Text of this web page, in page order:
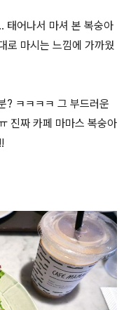
태어나서 마셔 본 복숭아
로 마시는 느낌에 가까웠
? ㅋㅋㅋㅋ 그 부드러운
진짜 카페 마마스 복숭아